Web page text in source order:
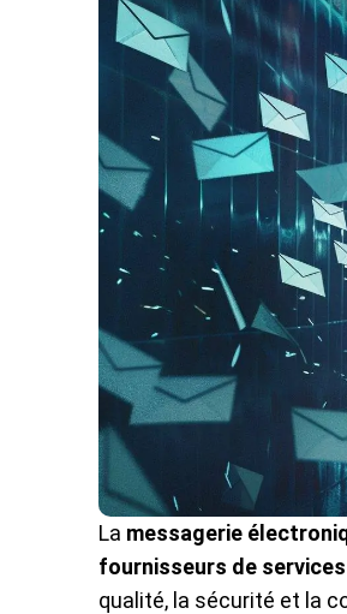
La messagerie
fournisseurs de
qualité, la sécurité et la